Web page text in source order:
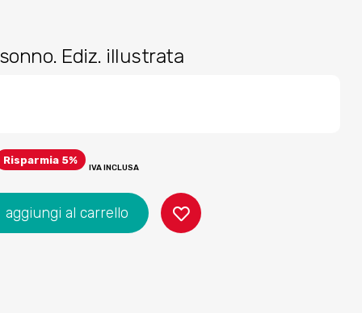
Ediz. illustrata
Risparmia 5%
IVA INCLUSA
aggiungi al carrello